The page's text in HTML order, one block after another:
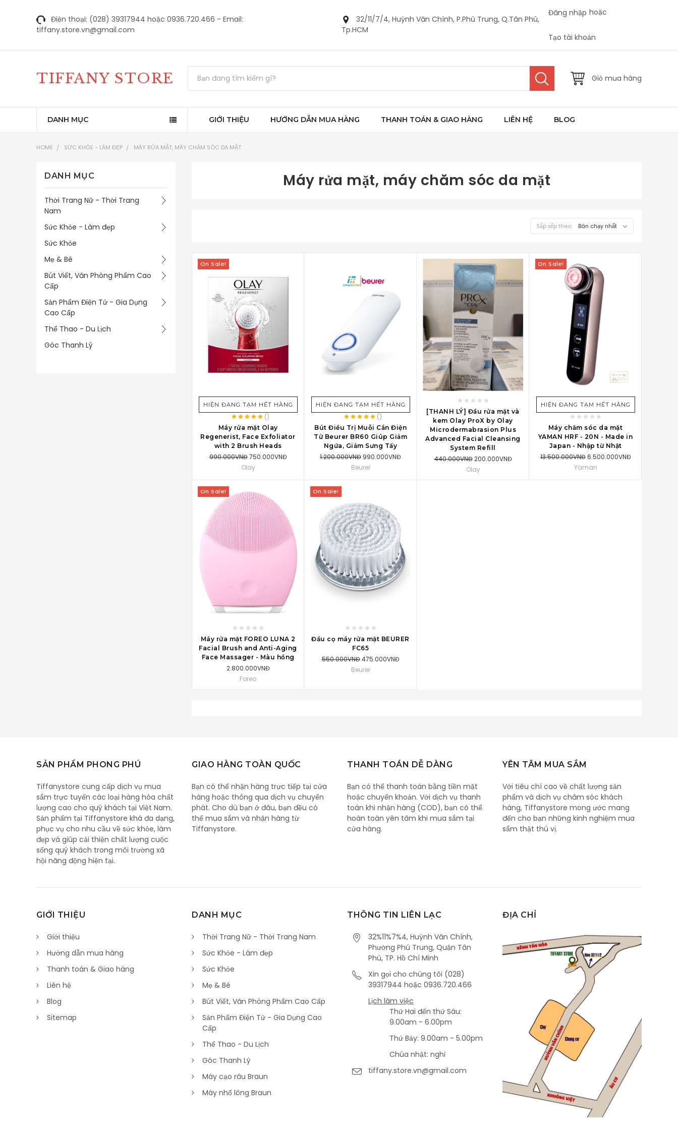
Điện thoại: (028) 39317944 hoặc 0936.720.466 - Email:
tiffany.store.vn@gmail.com
32/11/7/4, Huỳnh Văn Chính, P.Phú Trung, Q.Tân Phú,
Tp.HCM
Đăng nhập hoặc
Tạo tài khoản
Giỏ mua hàng
TIFFANY STORE
kiếm
DANH MỤC GIỚI THIỆU HƯỚNG DẪN MUA HÀNG THANH TOÁN & GIAO HÀNG LIÊN HỆ BLOG
HOME SỨC KHỎE - LÀM ĐẸP MÁY RỬA MẶT, MÁY CHĂM SÓC DA MẶT
DANH MỤC
Thời Trang Nữ - Thời Trang
Nam
Sức Khỏe - Làm đẹp
Sức Khỏe
Mẹ & Bé
Bút Viết, Văn Phòng Phẩm Cao
Cấp
Sản Phẩm Điện Tử - Gia Dụng
Cao Cấp
Thể Thao - Du Lịch
Góc Thanh Lý
Máy rửa mặt, máy chăm sóc da mặt
Sắp xếp theo:
On Sale!
HIỆN ĐANG TẠM HẾT HÀNG
()
Máy rửa mặt Olay
Regenerist, Face Exfoliator
with 2 Brush Heads
990.000VNĐ 750.000VNĐ
Olay
HIỆN ĐANG TẠM HẾT HÀNG
()
Bút Điều Trị Muỗi Cắn Điện
Tử Beurer BR60 Giúp Giảm
Ngứa, Giảm Sưng Tấy
1.200.000VNĐ 990.000VNĐ
Beurer
THÊM VÀO GIỎ MUA HÀNG
[THANH LÝ] Đầu rửa mặt và
kem Olay ProX by Olay
Microdermabrasion Plus
Advanced Facial Cleansing
System Refill
440.000VNĐ 200.000VNĐ
Olay
On Sale!
HIỆN ĐANG TẠM HẾT HÀNG
Máy chăm sóc da mặt
YAMAN HRF - 20N - Made in
Japan - Nhập từ Nhật
13.500.000VNĐ 6.500.000VNĐ
Yaman
On Sale!
THÊM VÀO GIỎ MUA HÀNG
Máy rửa mặt FOREO LUNA 2
Facial Brush and Anti-Aging
Face Massager - Màu hồng
2.800.000VNĐ
Foreo
On Sale!
THÊM VÀO GIỎ MUA HÀNG
Đầu cọ máy rửa mặt BEURER
FC65
550.000VNĐ 475.000VNĐ
Beurer
SẢN PHẨM PHONG PHÚ
Tiffanystore cung cấp dịch vụ mua
sắm trực tuyến các loại hàng hóa chất
lượng cao cho quý khách tại Việt Nam.
Sản phẩm tại Tiffanystore khá đa dạng,
phục vụ cho nhu cầu về sức khỏe, làm
đẹp và giúp cải thiện chất lượng cuộc
sống quý khách trong môi trường xã
hội năng động hiện tại.
GIAO HÀNG TOÀN QUỐC
Bạn có thể nhận hàng trực tiếp tại cửa
hàng hoặc thông qua dịch vụ chuyển
phát. Cho dù bạn ở đâu, bạn đều có
thể mua sắm và nhận hàng từ
Tiffanystore.
THANH TOÁN DỄ DÀNG
Bạn có thể thanh toán bằng tiền mặt
hoặc chuyển khoản. Với dịch vụ thanh
toán khi nhận hàng (COD), bạn có thể
hoàn toàn yên tâm khi mua sắm tại
cửa hàng.
YÊN TÂM MUA SẮM
Với tiêu chí cao về chất lượng sản
phẩm và dịch vụ chăm sóc khách
hàng, Tiffanystore mong ước mang
đến cho bạn những kinh nghiệm mua
sắm thật thú vị.
GIỚI THIỆU
Giới thiệu
Hướng dẫn mua hàng
Thanh toán & Giao hàng
Liên hệ
Blog
Sitemap
DANH MỤC
Thời Trang Nữ - Thời Trang Nam
Sức Khỏe - Làm đẹp
Sức Khỏe
Mẹ & Bé
Bút Viết, Văn Phòng Phẩm Cao Cấp
Sản Phẩm Điện Tử - Gia Dụng Cao
Cấp
Thể Thao - Du Lịch
Góc Thanh Lý
Máy cạo râu Braun
Máy nhổ lông Braun
THÔNG TIN LIÊN LẠC
32%11%7%4, Huỳnh Văn Chính,
Phường Phú Trung, Quận Tân
Phú, TP. Hồ Chí Minh
Xin gọi cho chúng tôi (028)
39317944 hoặc 0936.720.466
Lịch làm việc
Thứ Hai đến thứ Sáu:
9.00am - 6.00pm
Thứ Bảy: 9.00am - 5.00pm
Chúa nhật: nghỉ
tiffany.store.vn@gmail.com
ĐỊA CHỈ